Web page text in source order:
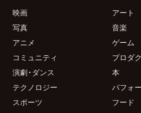
映画
アート
写真
音楽
アニメ
ゲーム
コミュニティ
プロダ
演劇・ダンス
本
テクノロジー
パフォ
スポーツ
フード